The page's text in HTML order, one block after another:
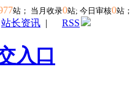
站； 当月收录0站; 今日审核0站；
站长资讯 | RSS
入口